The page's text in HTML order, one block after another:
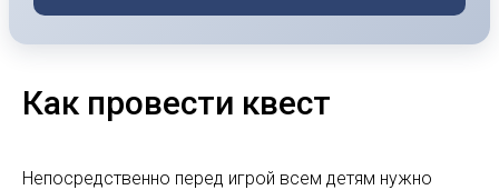
Как провести квест
Непосредственно перед игрой всем детям нужно